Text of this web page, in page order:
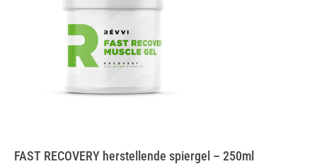
FAST RECOVERY herstellende spiergel – 250ml